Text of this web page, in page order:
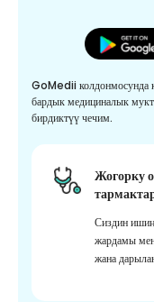
GoMedii колдонмосунда
бардык медициналык
бирдиктүү чечим.
Жогорку
Сиздин
жардамы
жана